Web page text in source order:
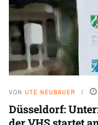
VON UTE NEUBAUER
Düsseldorf: